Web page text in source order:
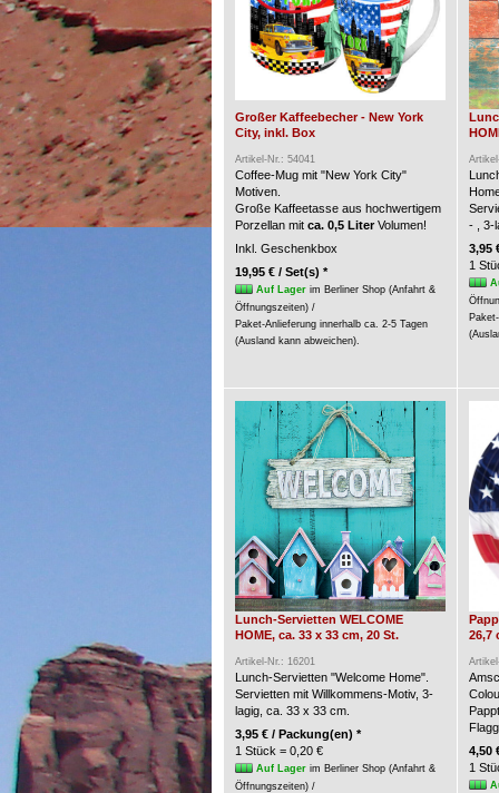
Großer Kaffeebecher - New York
City, inkl. Box
Artikel-Nr.: 54041
Coffee-Mug mit "New York City"
Motiven.
Große Kaffeetasse aus hochwertigem
Porzellan mit ca. 0,5 LiterVolumen!
Inkl. Geschenkbox
19,95 € / Set(s) *
Auf Lagerim Berliner Shop (Anfahrt &
Öffnungszeiten) /
Paket-Anlieferung innerhalb ca. 2-5 Tagen
(Ausland kann abweichen).
- , 3-
3,95
1
Lunch-Servietten WELCOME
HOME, ca. 33 x 33 cm, 20 St.
Artikel-Nr.: 16201
Lunch-Servietten "Welcome Home".
Servietten mit Willkommens-Motiv, 3-
lagig, ca. 33 x 33 cm.
3,95 € / Packung(en) *
1 Stück = 0,20 €
Auf Lagerim Berliner Shop (Anfahrt &
Öffnungszeiten) /
26,7
4,50
1